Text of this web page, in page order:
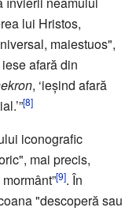
lui Hristos,
maiestuos",
afară din
, ‘ieșind afară
[8]
iconografic
mai precis,
[9]. În
"descoperă sau